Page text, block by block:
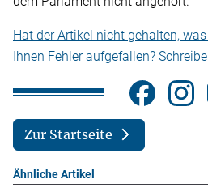
Hat der Artikel nicht gehalten,
Ihnen Fehler aufgefallen?
Zur Startseite
Ähnliche Artikel